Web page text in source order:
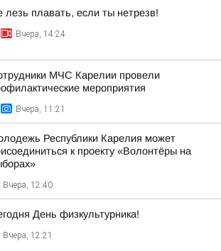
лезь плавать, если ты нетрезв!
Вчера, 14:24
МЧС Карелии провели
мероприятия
Вчера, 11:21
Республики Карелия может
к проекту «Волонтёры на
Вчера, 12:40
День физкультурника!
Вчера, 12:21